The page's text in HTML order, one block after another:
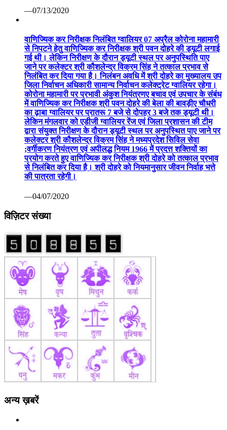
—07/13/2020
वाणिज्यिक कर निरीक्षक निलंबित ग्वालियर 07 अप्रैल कोरोना महामारी
से निपटने हेतु वाणिज्यिक कर निरीक्षक श्री पवन दोहरे की ड्यूटी लगाई
गई थी। लेकिन निरीक्षण के दौरान ड्यूटी स्थल पर अनुपस्थिति पाए
जाने पर कलेक्टर श्री कौशलेन्द्र विक्रम सिंह ने तत्काल प्रभाव से
निलंबित कर दिया गया है। निलंबन अवधि में श्री दोहरे का मुख्यालय उप
जिला निर्वाचन अधिकारी सामान्य निर्वाचन कलेक्ट्रेट ग्वालियर रहेगा।
कोरोना महामारी पर प्रभावी अंकुश नियंत्रणए बचाव एवं उपचार के संबंध
में वाणिज्यिक कर निरीक्षक श्री पवन दोहरे की बेला की बावड़ीए चौधरी
का ढ़ाबा ग्वालियर पर प्रातरू 7 बजे से दोपहर 3 बजे तक ड्यूटी थी।
लेकिन मंगलवार को एडीजी ग्वालियर रेंज एवं जिला प्रशासन की टीम
द्वारा संयुक्त निरीक्षण के दौरान ड्यूटी स्थल पर अनुपस्थित पाए जाने पर
कलेक्टर श्री कौशलेन्द्र विक्रम सिंह ने मध्यप्रदेश सिविल सेवा
;वर्गीकरण नियंत्रण एवं अपीलद्ध नियम 1966 में प्रदत्त शक्तियों का
प्रयोग करते हुए वाणिज्यिक कर निरीक्षक श्री दोहरे को तत्काल प्रभाव
से निलंबित कर दिया है। श्री दोहरे को नियमानुसार जीवन निर्वाह भत्ते
की पात्रता रहेगी।
—04/07/2020
विज़िटर संख्या
अन्य ख़बरें